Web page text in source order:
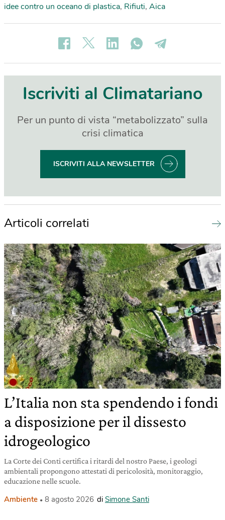
idee contro un oceano di plastica, Rifiuti, Aica
Iscriviti al Climatariano
Per un punto di vista “metabolizzato” sulla
crisi climatica
ISCRIVITI ALLA NEWSLETTER
Articoli correlati
L’Italia non sta spendendo i fondi
a disposizione per il dissesto
idrogeologico
La Corte dei Conti certifica i ritardi del nostro Paese, i geologi
ambientali propongono attestati di pericolosità, monitoraggio,
educazione nelle scuole.
Ambiente 8 agosto 2026 di Simone Santi